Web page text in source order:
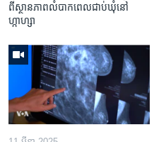
ពី​ស្ថានភាព​​លំបាក​ពេល​ជាប់​ឃុំ​នៅ​
ហ្កាហ្សា